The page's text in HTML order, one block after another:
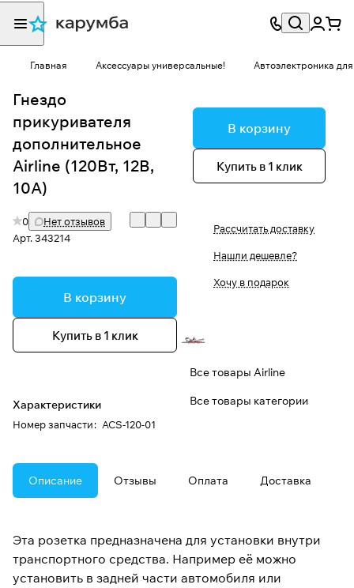
Главная Аксессуары универсальные! Автоэлектроника
Гнездо
прикуривателя
дополнительное
Airline (120Вт, 12В,
10А)
0
Нет отзывов
Арт.343214
В корзину
Купить в 1 клик
Характеристики
Номер запчасти: ACS-120-01
В корзину
Купить в 1 клик
Рассчитать доставку
Нашли дешевле?
Хочу в подарок
Все товары Airline
Все товары категории
Описание Отзывы Оплата Доставка
Эта розетка предназначена для установки внутри
транспортного средства. Например её можно
установить в задней части автомобиля или